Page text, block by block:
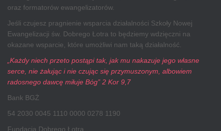
oraz formatorów ewangelizatorów.
Jeśli czujesz pragnienie wsparcia działalności Szkoły Nowej
Ewangelizacji św. Dobrego Łotra to będziemy wdzięczni na
okazane wsparcie, które umożliwi nam taką działalność.
„Każdy niech przeto postąpi tak, jak mu nakazuje jego własne
serce, nie żałując i nie czując się przymuszonym, albowiem
radosnego dawcę miłuje Bóg” 2 Kor 9,7
Bank BGŻ
54 2030 0045 1110 0000 0278 1190
Fundacja Dobrego Łotra